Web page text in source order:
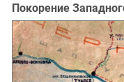
Покорение